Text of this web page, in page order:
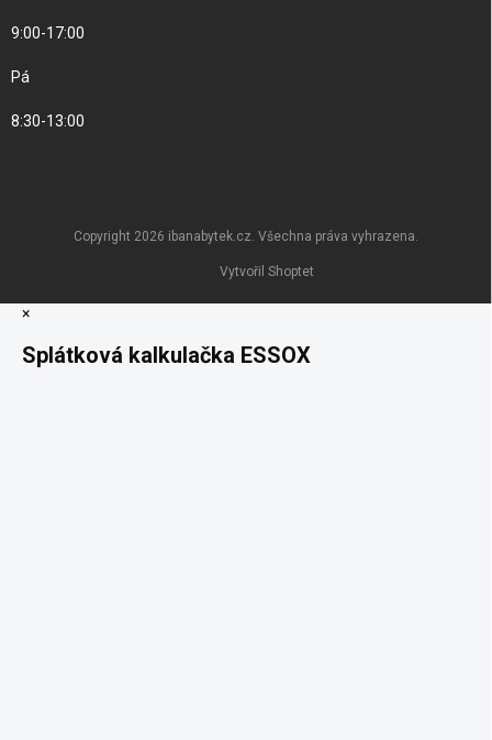
9:00-17:00
Pá
8:30-13:00
Vytvořil Shoptet
Copyright 2026 ibanabytek.cz. Všechna práva vyhrazena.
×
Splátková kalkulačka ESSOX